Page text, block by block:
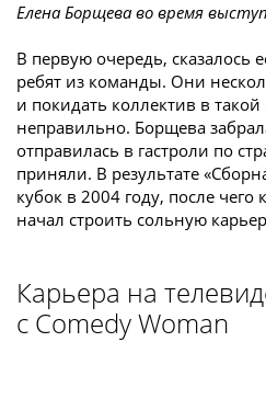
Елена Борщева во время
В первую очередь, сказалось
ребят из команды. Они
и покидать коллектив в
неправильно. Борщева
отправилась в гастроли по
приняли. В результате
кубок в 2004 году, после
начал строить сольную
Карьера на
с Comedy Woman